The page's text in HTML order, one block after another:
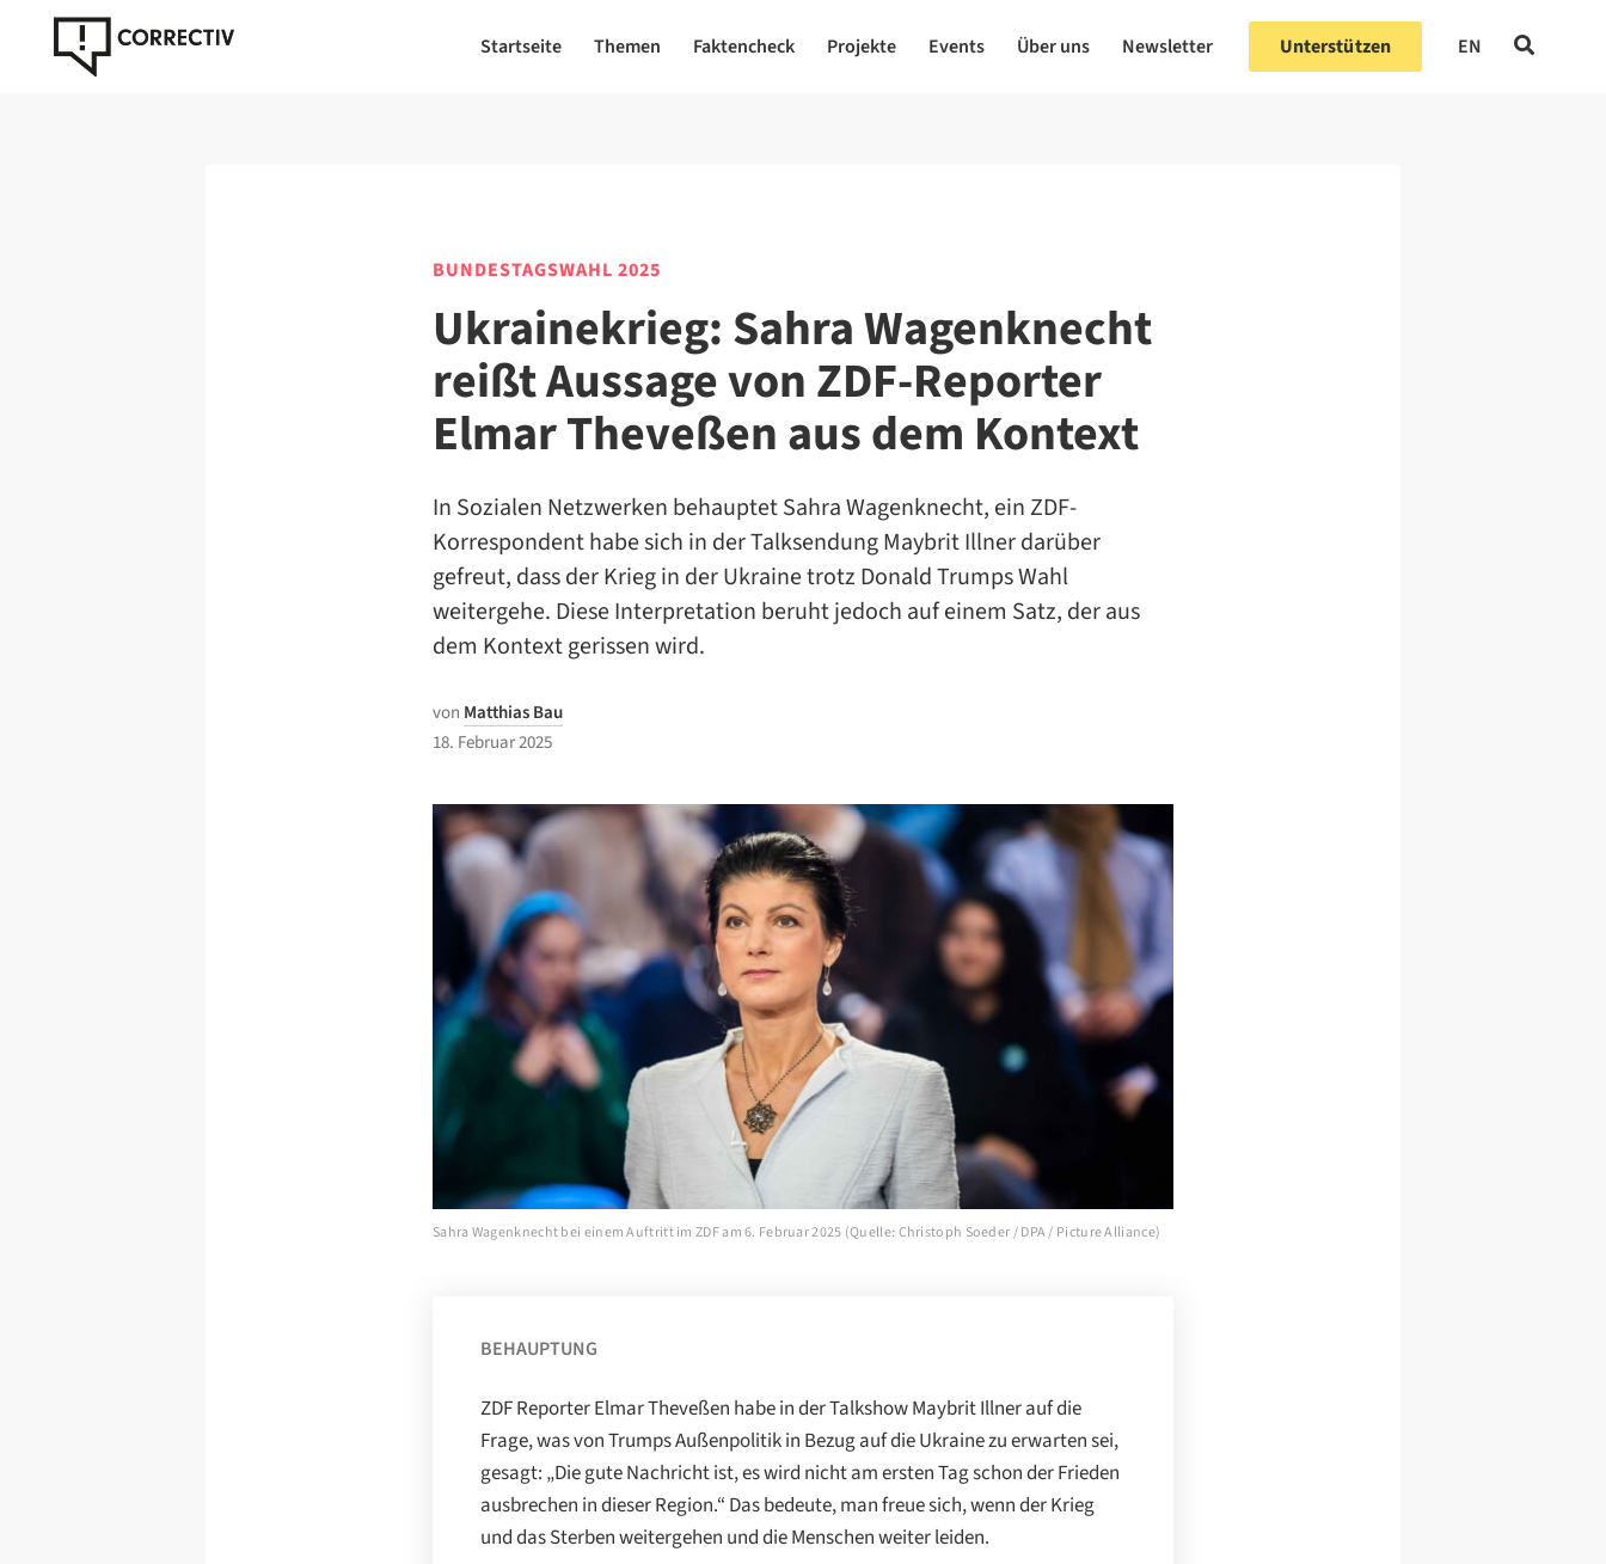
Startseite Themen Faktencheck Projekte Events Über uns Newsletter Unterstützen EN
BUNDESTAGSWAHL 2025
Ukrainekrieg: Sahra Wagenknecht
reißt Aussage von ZDF-Reporter
Elmar Theveßen aus dem Kontext
In Sozialen Netzwerken behauptet Sahra Wagenknecht, ein ZDF-
Korrespondent habe sich in der Talksendung Maybrit Illner darüber
gefreut, dass der Krieg in der Ukraine trotz Donald Trumps Wahl
weitergehe. Diese Interpretation beruht jedoch auf einem Satz, der aus
dem Kontext gerissen wird.
von Matthias Bau
18. Februar 2025
Sahra Wagenknecht bei einem Auftritt im ZDF am 6. Februar 2025 (Quelle: Christoph Soeder / DPA / Picture Alliance)
BEHAUPTUNG
ZDF Reporter Elmar Theveßen habe in der Talkshow Maybrit Illner auf die
Frage, was von Trumps Außenpolitik in Bezug auf die Ukraine zu erwarten sei,
gesagt: „Die gute Nachricht ist, es wird nicht am ersten Tag schon der Frieden
ausbrechen in dieser Region.“ Das bedeute, man freue sich, wenn der Krieg
und das Sterben weitergehen und die Menschen weiter leiden.